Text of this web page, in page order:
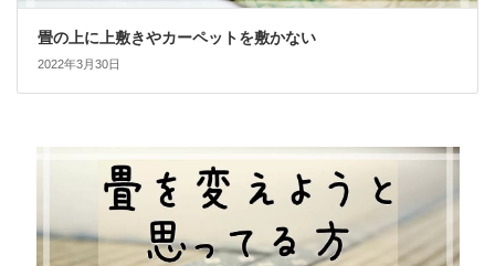
畳の上に上敷きやカーペットを敷かない
2022年3月30日